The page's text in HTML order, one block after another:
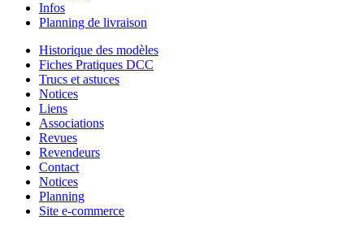
Infos
Planning de livraison
Historique des modèles
Fiches Pratiques DCC
Trucs et astuces
Notices
Liens
Associations
Revues
Revendeurs
Contact
Notices
Planning
Site e-commerce